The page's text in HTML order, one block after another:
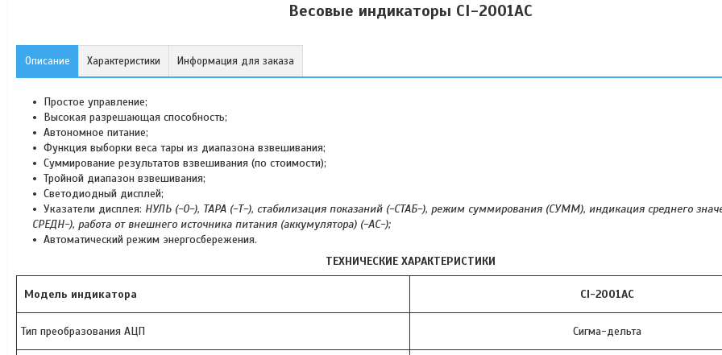
Весовые индикаторы СI-2001AC
Описание Характеристики Информация для заказа
Простое управление;
Высокая разрешающая способность;
Автономное питание;
Функция выборки веса тары из диапазона взвешивания;
Суммирование результатов взвешивания (по стоимости);
Тройной диапазон взвешивания;
Светодиодный дисплей;
Указатели дисплея: НУЛЬ (-0-), ТАРА (-Т-), стабилизация показаний (-СТАБ-), режим суммирования (СУММ), индикация среднего
СРЕДН-), работа от внешнего источника питания (аккумулятора) (-АС-);
Автоматический режим энергосбережения.
ТЕХНИЧЕСКИЕ ХАРАКТЕРИСТИКИ
Модель индикатора CI-2001AC
Тип преобразования АЦП Сигма-дельта